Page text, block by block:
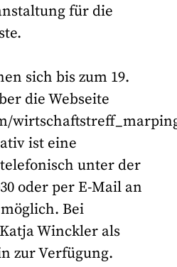
für die
sich bis zum 19.
die Webseite
ist eine
unter der
oder per E-Mail an
Bei
Winckler als
zur Verfügung.